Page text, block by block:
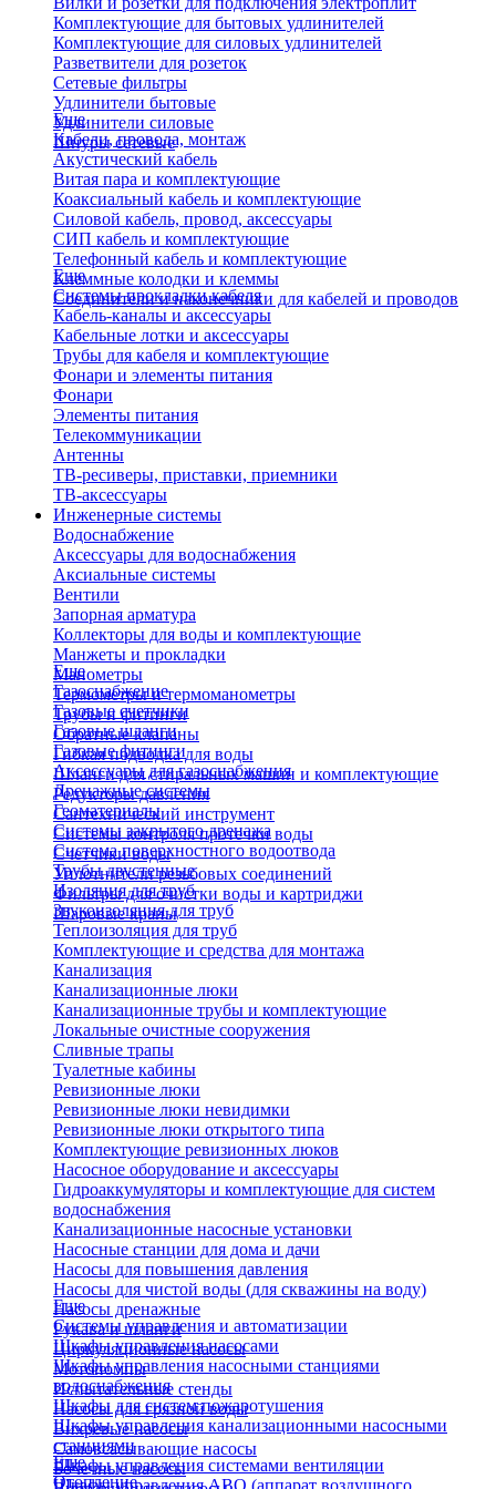
Комплектующие для бытовых удлинителей
Комплектующие для силовых удлинителей
Разветвители для розеток
Сетевые фильтры
Удлинители бытовые
Удлинители силовые
Шнуры сетевые
Еще
Кабели, провода, монтаж
Акустический кабель
Витая пара и комплектующие
Коаксиальный кабель и комплектующие
Силовой кабель, провод, аксессуары
СИП кабель и комплектующие
Телефонный кабель и комплектующие
Клеммные колодки и клеммы
Соединители и наконечники для кабелей и проводов
Еще
Системы прокладки кабеля
Кабель-каналы и аксессуары
Кабельные лотки и аксессуары
Трубы для кабеля и комплектующие
Фонари и элементы питания
Фонари
Элементы питания
Телекоммуникации
Антенны
ТВ-ресиверы, приставки, приемники
ТВ-аксессуары
Инженерные системы
Водоснабжение
Аксессуары для водоснабжения
Аксиальные системы
Вентили
Запорная арматура
Коллекторы для воды и комплектующие
Манжеты и прокладки
Манометры
Термометры и термоманометры
Трубы и фитинги
Обратные клапаны
Гибкая подводка для воды
Шланги для стиральных машин и комплектующие
Редукторы давления
Сантехнический инструмент
Системы контроля протечки воды
Счетчики воды
Уплотнители резьбовых соединений
Фильтры для очистки воды и картриджи
Шаровые краны
Еще
Газоснабжение
Газовые счетчики
Газовые шланги
Газовые фитинги
Аксессуары для газоснабжения
Дренажные системы
Геоматериалы
Системы закрытого дренажа
Система поверхностного водоотвода
Трубы двустенные
Изоляция для труб
Звукоизоляция для труб
Теплоизоляция для труб
Комплектующие и средства для монтажа
Канализация
Канализационные люки
Канализационные трубы и комплектующие
Локальные очистные сооружения
Сливные трапы
Туалетные кабины
Ревизионные люки
Ревизионные люки невидимки
Ревизионные люки открытого типа
Комплектующие ревизионных люков
Насосное оборудование и аксессуары
Гидроаккумуляторы и комплектующие для систем
водоснабжения
Канализационные насосные установки
Насосные станции для дома и дачи
Насосы для повышения давления
Насосы для чистой воды (для скважины на воду)
Насосы дренажные
Рукава и шланги
Циркуляционные насосы
Мотопомпы
Испытательные стенды
Насосы для грязной воды
Вихревые насосы
Самовсасывающие насосы
Бочечные насосы
Еще
Системы управления и автоматизации
Шкафы управления насосами
Шкафы управления насосными станциями
водоснабжения
Шкафы для систем пожаротушения
Шкафы управления канализационными насосными
станциями
Шкафы управления системами вентиляции
Шкафы управления АВО (аппарат воздушного
Еще
Отопление